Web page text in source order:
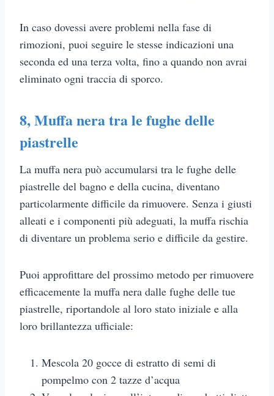
In caso dovessi avere problemi nella fase di
rimozioni, puoi seguire le stesse indicazioni una
seconda ed una terza volta, fino a quando non avrai
eliminato ogni traccia di sporco.
8,Muffa nera tra le fughe delle
piastrelle
La muffa nera può accumularsi tra le fughe delle
piastrelle del bagno e della cucina, diventano
particolarmente difficile da rimuovere. Senza i giusti
alleati e i componenti più adeguati, la muffa rischia
di diventare un problema serio e difficile da gestire.
Puoi approfittare del prossimo metodo per rimuovere
efficacemente la muffa nera dalle fughe delle tue
piastrelle, riportandole al loro stato iniziale e alla
loro brillantezza ufficiale:
Mescola 20 gocce di estratto di semi di
pompelmo con 2 tazze d’acqua